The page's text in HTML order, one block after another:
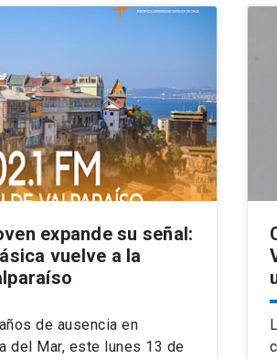
expande su señal:
vuelve a la
de ausencia en
del Mar, este lunes 13 de